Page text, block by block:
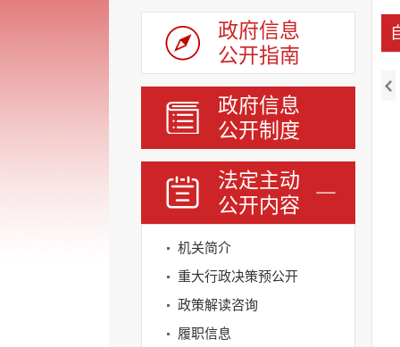
政府信息
公开指南
政府信息
公开制度
法定主动
公开内容
机关简介
重大行政决策预公开
政策解读咨询
履职信息